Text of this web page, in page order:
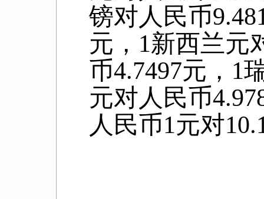
镑对人民币
元， 1新西兰元
币4.7497元， 1
元对人民币
人民币1元对